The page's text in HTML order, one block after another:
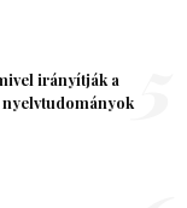
irányítják a